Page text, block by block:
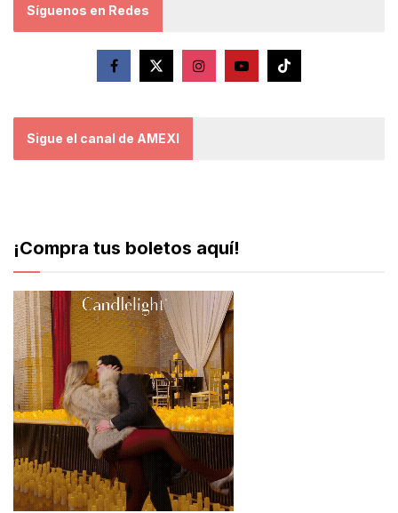
Síguenos en Redes
Sigue el canal de AMEXI
¡Compra tus boletos aquí!